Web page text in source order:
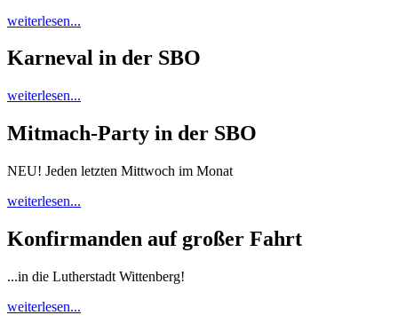
weiterlesen...
Karneval in der SBO
weiterlesen...
Mitmach-Party in der SBO
NEU! Jeden letzten Mittwoch im Monat
weiterlesen...
Konfirmanden auf großer Fahrt
...in die Lutherstadt Wittenberg!
weiterlesen...